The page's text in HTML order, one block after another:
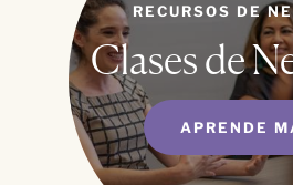
RECURSOS DE
Clases de
APRENDE